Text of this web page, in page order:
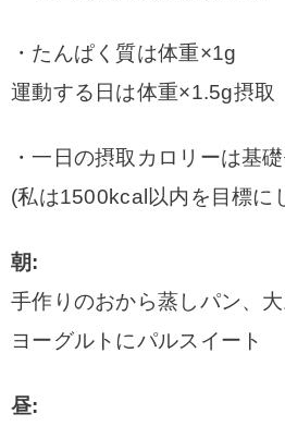
・たんぱく質は体重×1g
運動する日は体重×1.5g摂取
・一日の摂取カロリーは基
(私は1500kcal以内を目標に
朝:
手作りのおから蒸しパン、
ヨーグルトにパルスイート
昼: